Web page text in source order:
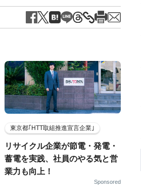
東京都｢HTT取組推進宣言企業｣
リサイクル企業が節電・発電・
蓄電を実践、社員のやる気と営
業力も向上！
Sponsored